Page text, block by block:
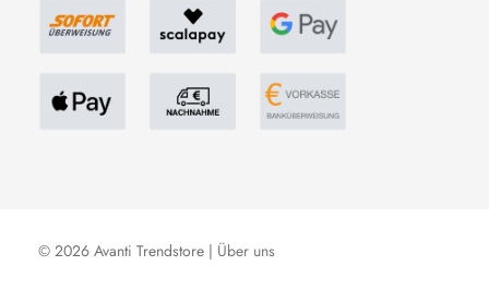
© 2026 Avanti Trendstore | Über uns